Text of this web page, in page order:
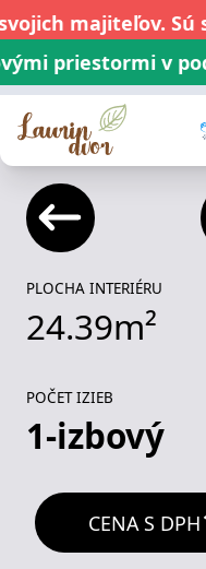
majiteľov. Sú
priestormi v
1i 2
PLOCHA INTERIÉRU
24.39m²
POČET IZIEB
1-izbový
CENA S DPH